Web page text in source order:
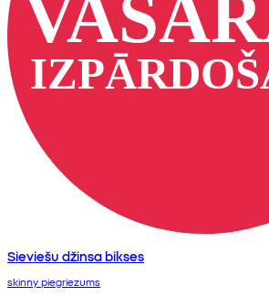
Sieviešu džinsa bikses
skinny piegriezums